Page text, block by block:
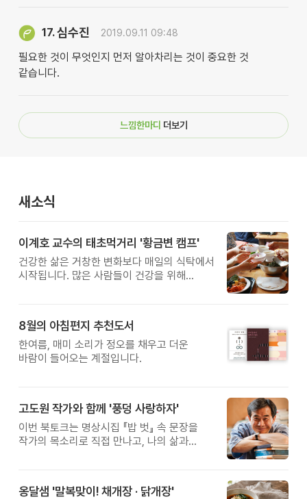
17.심수진 2019.09.11 09:48
필요한 것이 무엇인지 먼저 알아차리는 것이 중요한 것
같습니다.
느낌한마디 더보기
새소식
이계호 교수의 태초먹거리 '황금변 캠프'
건강한 삶은 거창한 변화보다 매일의 식탁에서
시작됩니다. 많은 사람들이 건강을 위해
받은 이계호 교수와 함께하는 태초먹거리
황금변 캠프
8월의 아침편지 추천도서
한여름, 매미 소리가 정오를 채우고 더운
바람이 들어오는 계절입니다.
고도원 작가와 함께 '풍덩 사랑하자'
이번 북토크는 명상시집 『밥 벗』 속 문장을
작가의 목소리로 직접 만나고, 나의 삶과
옹달샘 '말복맞이! 채개장 · 닭개장'